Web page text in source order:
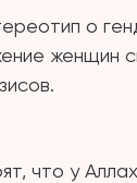
о
женщин
что у